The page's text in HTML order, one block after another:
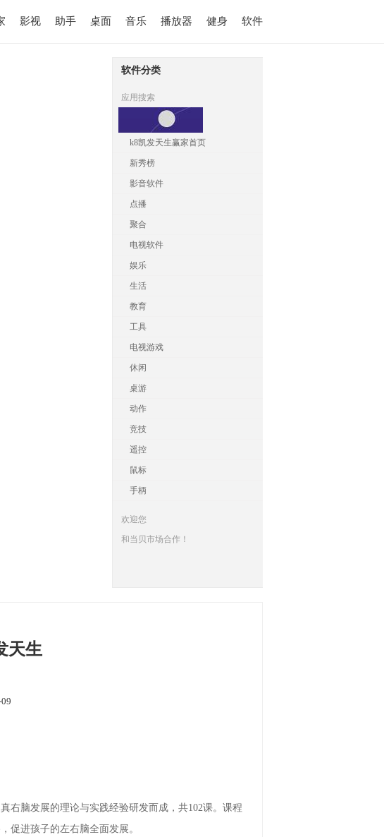
软件
健身
播放器
音乐
桌面
助手
影视
软件分类
应用搜索
k8凯发天生赢家首页
新秀榜
影音软件
点播
聚合
电视软件
娱乐
生活
教育
工具
电视游戏
休闲
桌游
动作
竞技
遥控
鼠标
手柄
欢迎您
和当贝市场合作！
天生
右脑发展的理论与实践经验研发而成，共102课。课程
促进孩子的左右脑全面发展。